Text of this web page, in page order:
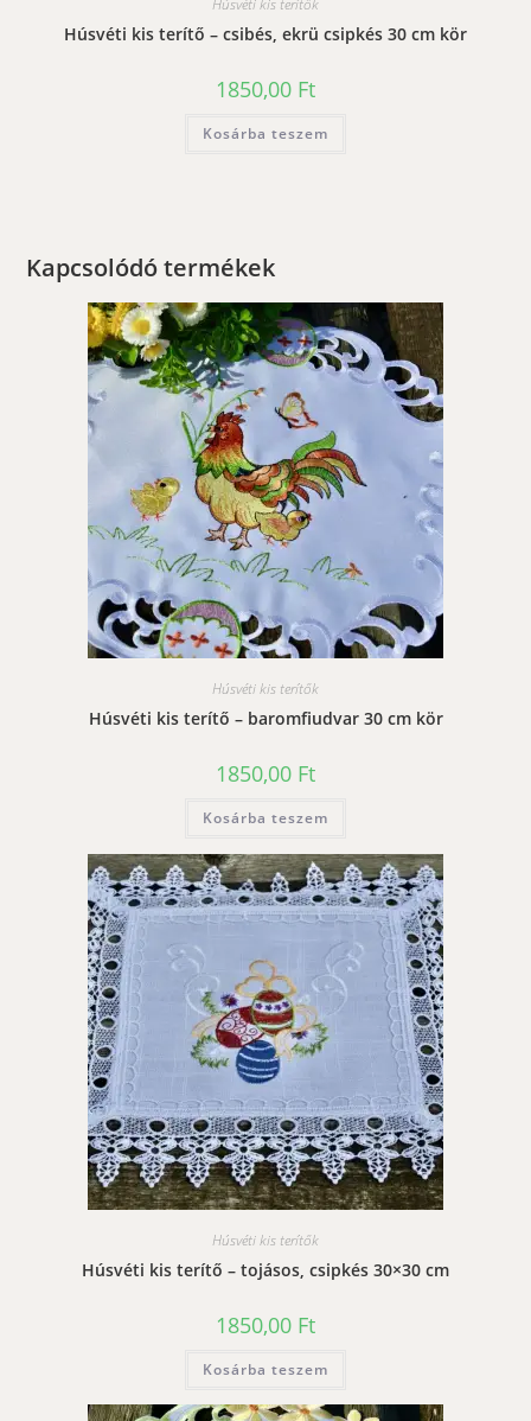
Húsvéti kis terítő – csibés, ekrü csipkés 30 cm kör
1850,00 Ft
Kosárba teszem
Kapcsolódó termékek
Húsvéti kis terítők
Húsvéti kis terítő – baromfiudvar 30 cm kör
1850,00 Ft
Kosárba teszem
Húsvéti kis terítők
Húsvéti kis terítő – tojásos, csipkés 30×30 cm
1850,00 Ft
Kosárba teszem